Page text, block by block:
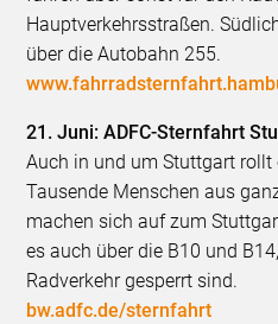
Hauptverkehrsstraßen.
über die Autobahn 255.
21. Juni: ADFC-Sternfahrt
Auch in und um Stuttgart rollt
Tausende Menschen aus
machen sich auf zum
es auch über die B10 und
Radverkehr gesperrt sind.
bw.adfc.de/sternfahrt